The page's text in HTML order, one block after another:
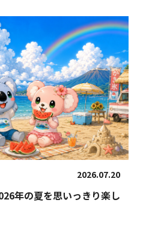
2026.07.20
年の夏を思いっきり楽し